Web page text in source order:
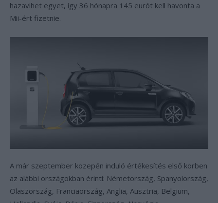
hazavihet egyet, így 36 hónapra 145 eurót kell havonta a
Mii-ért fizetnie.
A már szeptember közepén induló értékesítés első körben
az alábbi országokban érinti: Németország, Spanyolország,
Olaszország, Franciaország, Anglia, Ausztria, Belgium,